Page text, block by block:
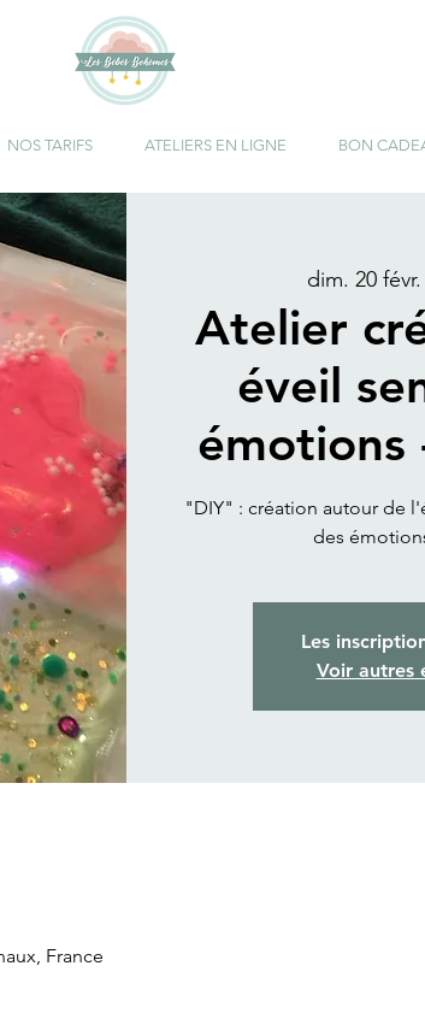
NOS TARIFS ATELIERS EN LIGNE BON
dim. 20 févr.
Atelier
éveil
émotions
"DIY" : création autour de
Les
Voir autres
France